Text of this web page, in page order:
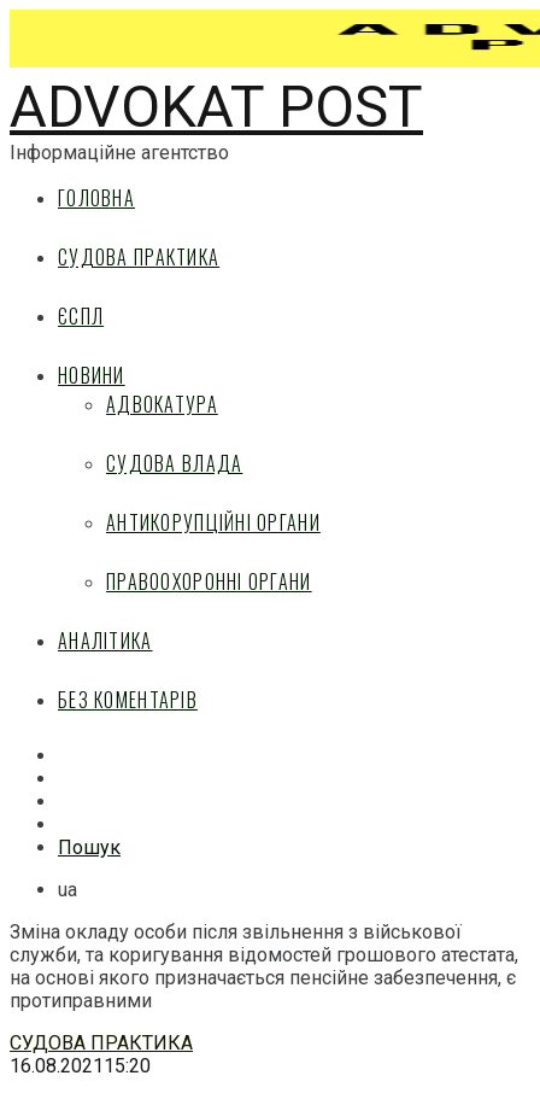
ADVOKAT POST
Інформаційне агентство
ГОЛОВНА
СУДОВА ПРАКТИКА
ЄСПЛ
НОВИНИ
АДВОКАТУРА
СУДОВА ВЛАДА
АНТИКОРУПЦІЙНІ ОРГАНИ
ПРАВООХОРОННІ ОРГАНИ
АНАЛІТИКА
БЕЗ КОМЕНТАРІВ
Пошук
ua
Зміна окладу особи після звільнення з військової
служби, та коригування відомостей грошового атестата,
на основі якого призначається пенсійне забезпечення, є
протиправними
Перейти
до
СУДОВА ПРАКТИКА
16.08.202115:20